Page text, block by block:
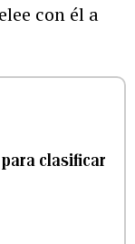
con él a
para clasificar